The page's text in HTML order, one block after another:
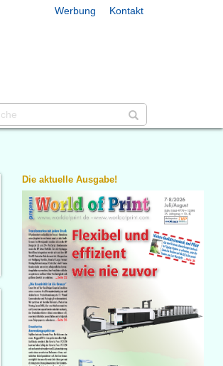
Werbung Kontakt
Die aktuelle Ausgabe!